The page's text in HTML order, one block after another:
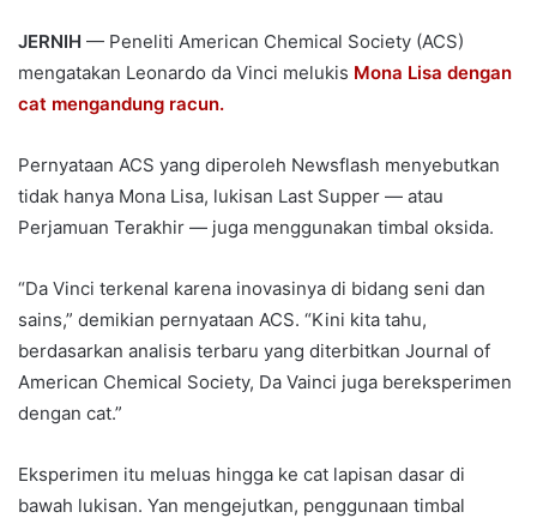
JERNIH — Peneliti American Chemical Society (ACS)
mengatakan Leonardo da Vinci melukis Mona Lisa dengan
cat mengandung racun.
Pernyataan ACS yang diperoleh Newsflash menyebutkan
tidak hanya Mona Lisa, lukisan Last Supper — atau
Perjamuan Terakhir — juga menggunakan timbal oksida.
“Da Vinci terkenal karena inovasinya di bidang seni dan
sains,” demikian pernyataan ACS. “Kini kita tahu,
berdasarkan analisis terbaru yang diterbitkan Journal of
American Chemical Society, Da Vainci juga bereksperimen
dengan cat.”
Eksperimen itu meluas hingga ke cat lapisan dasar di
bawah lukisan. Yan mengejutkan, penggunaan timbal